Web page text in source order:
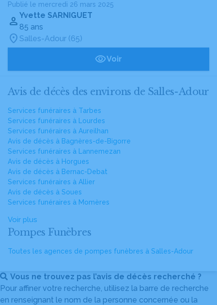
Publié le mercredi 26 mars 2025
Yvette SARNIGUET
85 ans
Salles-Adour (65)
Voir
Avis de décès des environs de Salles-Adour
Services funéraires à Tarbes
Services funéraires à Lourdes
Services funéraires à Aureilhan
Avis de décès à Bagnères-de-Bigorre
Services funéraires à Lannemezan
Avis de décès à Horgues
Avis de décès à Bernac-Debat
Services funéraires à Allier
Avis de décès à Soues
Services funéraires à Momères
Voir plus
Pompes Funèbres
Toutes les agences de pompes funèbres à Salles-Adour
Vous ne trouvez pas l’avis de décès recherché ?
Pour affiner votre recherche, utilisez la barre de recherche
en renseignant le nom de la personne concernée ou la